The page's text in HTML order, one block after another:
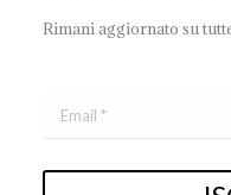
Rimani aggiornato su